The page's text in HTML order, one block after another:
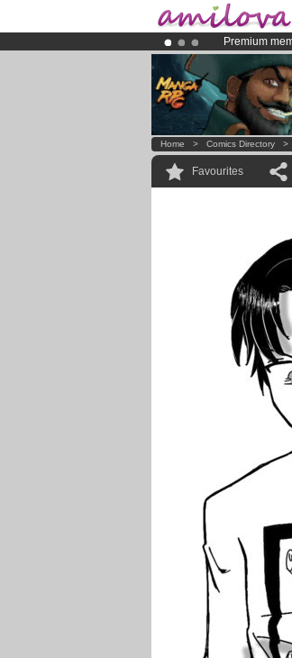
Premium
Amilova
Already
Home > Comics Directory >
Favourites